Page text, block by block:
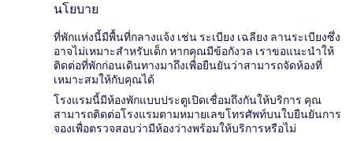
นโยบาย
ที่พักแห่งนี้มีพื้นที่กลางแจ้ง เช่น ระเบียง เฉลียง ลานระเบียงซึ่ง
อาจไม่เหมาะสำหรับเด็ก หากคุณมีข้อกังวล เราขอแนะนำให้
ติดต่อที่พักก่อนเดินทางมาถึงเพื่อยืนยันว่าสามารถจัดห้องที่
เหมาะสมให้กับคุณได้
โรงแรมนี้มีห้องพักแบบประตูเปิดเชื่อมถึงกันให้บริการ คุณ
สามารถติดต่อโรงแรมตามหมายเลขโทรศัพท์บนใบยืนยันการ
จองเพื่อตรวจสอบว่ามีห้องว่างพร้อมให้บริการหรือไม่